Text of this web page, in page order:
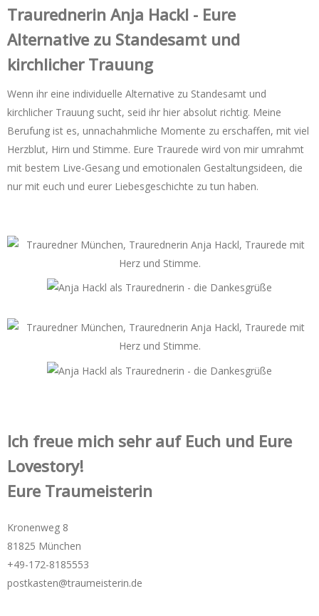
Trauredner‌in Anja Hackl - Eure
Alternative zu Standesamt und
kirchlicher Trauung
Wenn ihr eine individuelle Alternative zu Standesamt und
kirchlicher Trauung sucht, seid ihr hier absolut richtig. Meine
Berufung ist es, unnachahmliche Momente zu erschaffen, mit viel
Herzblut, Hirn und Stimme. Eure Traurede wird von mir umrahmt
mit bestem Live-Gesang und emotionalen Gestaltungsideen, die
nur mit euch und eurer Liebesgeschichte zu tun haben.
Ich freue mich sehr auf Euch und Eure
Lovestory!
Eure Traumeisterin
Kronenweg 8
81825 München
+49-172-­8185553
postkasten@traumeisterin.de